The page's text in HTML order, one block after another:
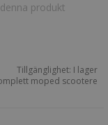
produkt
Tillgänglighet: I lager
moped scootere